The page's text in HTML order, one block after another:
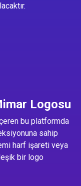
Logosu
bu platformda
sahip
harf işareti veya
bir logo